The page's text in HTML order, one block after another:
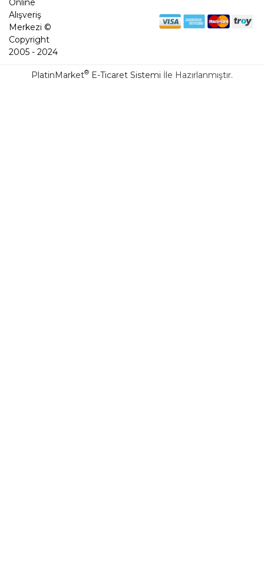
Online
Alışveriş
Merkezi ©
Copyright
2005 - 2024
PlatinMarket® E-Ticaret Sistemi İle Hazırlanmıştır.